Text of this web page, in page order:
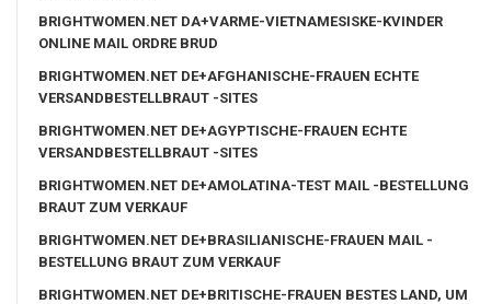
BRIGHTWOMEN.NET DA+VARME-VIETNAMESISKE-KVINDER
ONLINE MAIL ORDRE BRUD
BRIGHTWOMEN.NET DE+AFGHANISCHE-FRAUEN ECHTE
VERSANDBESTELLBRAUT -SITES
BRIGHTWOMEN.NET DE+AGYPTISCHE-FRAUEN ECHTE
VERSANDBESTELLBRAUT -SITES
BRIGHTWOMEN.NET DE+AMOLATINA-TEST MAIL -BESTELLUNG
BRAUT ZUM VERKAUF
BRIGHTWOMEN.NET DE+BRASILIANISCHE-FRAUEN MAIL -
BESTELLUNG BRAUT ZUM VERKAUF
BRIGHTWOMEN.NET DE+BRITISCHE-FRAUEN BESTES LAND, UM